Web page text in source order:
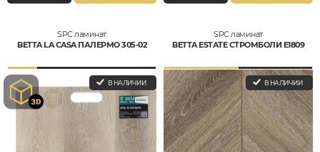
SPC ламинат
BETTA LA CASA ПАЛЕРМО 305-02
В НАЛИЧИИ
SPC ламинат
BETTA ESTATE СТРОМБОЛИ E1809
В НАЛИЧИИ